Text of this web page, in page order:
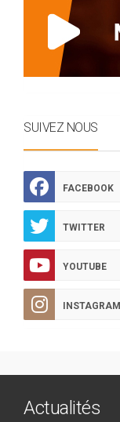
SUIVEZ NOUS
FACEBOOK
TWITTER
YOUTUBE
INSTAGRAM
Actualités